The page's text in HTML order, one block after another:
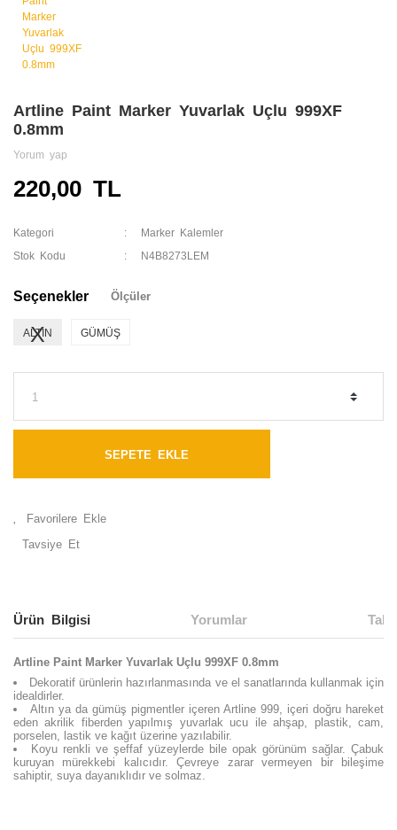
Artline Paint Marker Yuvarlak Uçlu 999XF
0.8mm
Yorum yap
220,00 TL
Kategori Marker Kalemler
Stok Kodu N4B8273LEM
Seçenekler Ölçüler
ALTIN GÜMÜŞ
SEPETE EKLE
Tavsiye Et
Ürün Bilgisi Yorumlar
Artline Paint Marker Yuvarlak Uçlu 999XF 0.8mm
Dekoratif ürünlerin hazırlanmasında ve el sanatlarında kullanmak için
idealdirler.
Altın ya da gümüş pigmentler içeren Artline 999, içeri doğru hareket
eden akrilik fiberden yapılmış yuvarlak ucu ile ahşap, plastik, cam,
porselen, lastik ve kağıt üzerine yazılabilir.
Koyu renkli ve şeffaf yüzeylerde bile opak görünüm sağlar. Çabuk
kuruyan mürekkebi kalıcıdır. Çevreye zarar vermeyen bir bileşime
sahiptir, suya dayanıklıdır ve solmaz.